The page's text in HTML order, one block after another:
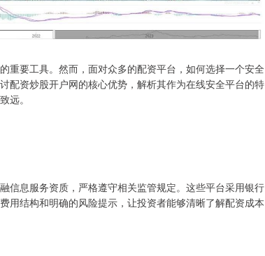
重要工具。然而，面对众多的配资平台，如何选择一个安全
配资炒股开户网的核心优势，解析其作为在线安全平台的特
远。
信息服务资质，严格遵守相关监管规定。这些平台采用银行
用结构和明确的风险提示，让投资者能够清晰了解配资成本